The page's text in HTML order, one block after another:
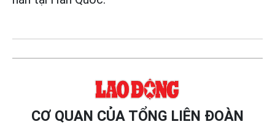
CƠ QUAN CỦA TỔNG LIÊN ĐOÀN